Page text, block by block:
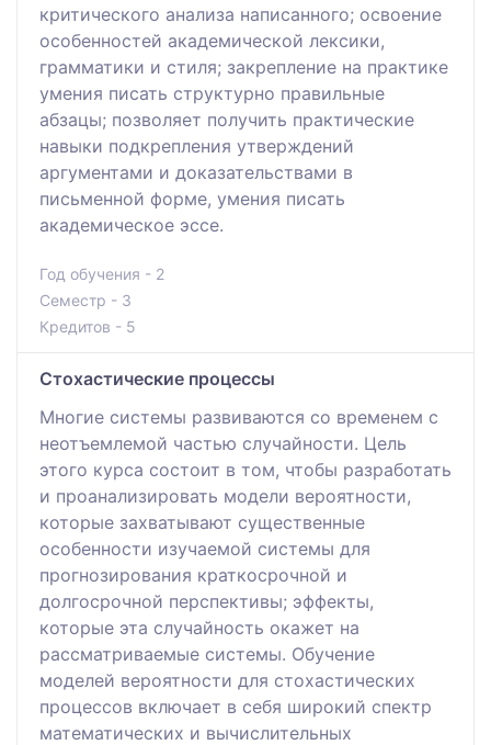
критического анализа написанного; освоение
особенностей академической лексики,
грамматики и стиля; закрепление на практике
умения писать структурно правильные
абзацы; позволяет получить практические
навыки подкрепления утверждений
аргументами и доказательствами в
письменной форме, умения писать
академическое эссе.
Год обучения - 2
Семестр - 3
Кредитов - 5
Стохастические процессы
Многие системы развиваются со временем с
неотъемлемой частью случайности. Цель
этого курса состоит в том, чтобы разработать
и проанализировать модели вероятности,
которые захватывают существенные
особенности изучаемой системы для
прогнозирования краткосрочной и
долгосрочной перспективы; эффекты,
которые эта случайность окажет на
рассматриваемые системы. Обучение
моделей вероятности для стохастических
процессов включает в себя широкий спектр
математических и вычислительных